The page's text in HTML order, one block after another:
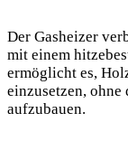
Der Gasheizer
mit einem
ermöglicht es,
einzusetzen, ohne
aufzubauen.